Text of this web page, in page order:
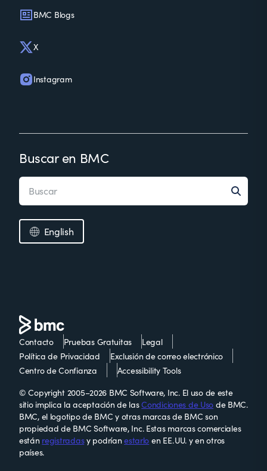
BMC Blogs
X
Instagram
Buscar en BMC
English
Contacto Pruebas Gratuitas
Legal
Política de Privacidad
Exclusión de correo electrónico
Centro de Confianza
Accessibility Tools
© Copyright 2005–2026 BMC Software, Inc. El uso de este
sitio implica la aceptación de lasCondiciones de Uso de BMC.
BMC, el logotipo de BMC y otras marcas de BMC son
propiedad de BMC Software, Inc. Estas marcas comerciales
están registradasy podríanestarlo en EE. UU. y en otros
países.